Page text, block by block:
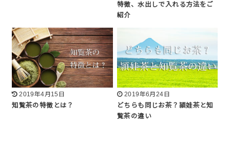
特徴、水出しで入れる方法をご
紹介
2019年4月15日
知覧茶の特徴とは？
2019年6月24日
どちらも同じお茶？頴娃茶と知
覧茶の違い